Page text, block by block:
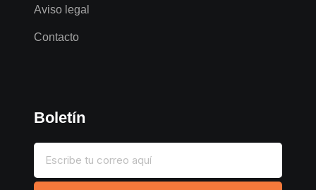
Aviso legal
Contacto
Boletín